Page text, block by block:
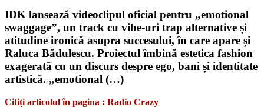
IDK lansează videoclipul oficial pentru „emotional
swaggage”, un track cu vibe-uri trap alternative și
atitudine ironică asupra succesului, în care apare și
Raluca Bădulescu. Proiectul îmbină estetica fashion
exagerată cu un discurs despre ego, bani și identitate
artistică. „emotional (…)
Citiți articolul în pagina : Radio Crazy